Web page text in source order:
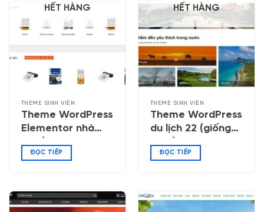
HẾT HÀNG
THEME SINH VIÊN
Theme WordPress
Elementor nhà
thuốc 06
ĐỌC TIẾP
HẾT HÀNG
THEME SINH VIÊN
Theme WordPress
du lịch 22 (giống
ivivu)
ĐỌC TIẾP